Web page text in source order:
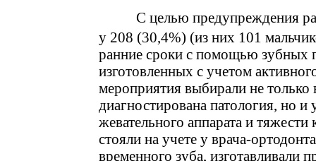
С целью предупреждения
у 208 (30,4%) (из них 101
ранние сроки с помощью зубных
изготовленных с учетом
мероприятия выбирали не только
диагностирована патология, но
жевательного аппарата и
стояли на учете у врача-
временного зуба, изготавливали